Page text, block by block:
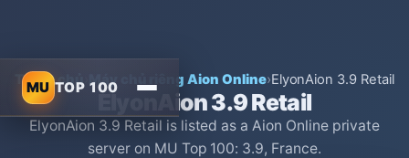
MU TOP 100
Trang chủ› Máy chủ riêng Aion Online›ElyonAion 3.9 Retail
ElyonAion 3.9 Retail
ElyonAion 3.9 Retail is listed as a Aion Online private
server on MU Top 100: 3.9, France.